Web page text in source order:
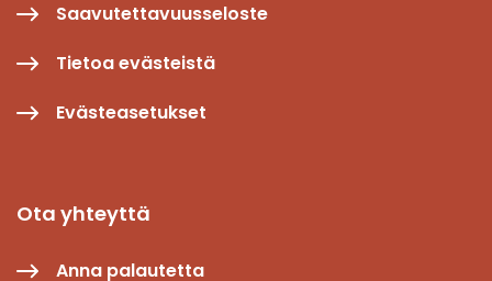
Saavutettavuusseloste
Tietoa evästeistä
Evästeasetukset
Ota yhteyttä
Anna palautetta